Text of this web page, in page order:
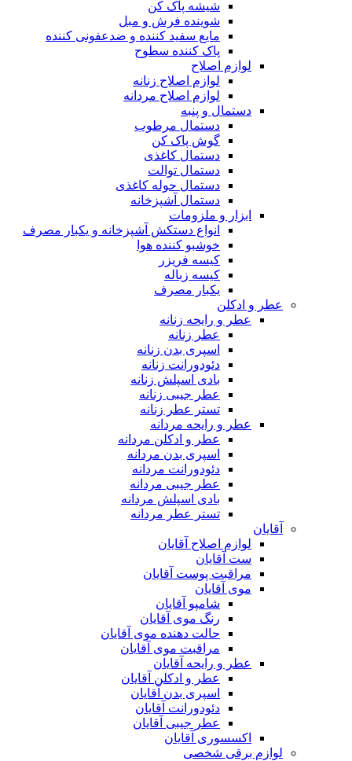
شیشه پاک کن
شوینده فرش و مبل
مایع سفید کننده و ضدعفونی کننده
پاک کننده سطوح
لوازم اصلاح
لوازم اصلاح زنانه
لوازم اصلاح مردانه
دستمال و پنبه
دستمال مرطوب
گوش پاک کن
دستمال کاغذی
دستمال توالت
دستمال حوله کاغذی
دستمال آشپزخانه
ابزار و ملزومات
انواع دستکش آشپزخانه و یکبار مصرف
خوشبو کننده هوا
کیسه فریزر
کیسه زباله
یکبار مصرف
عطر و ادکلن
عطر و رایحه زنانه
عطر زنانه
اسپری بدن زنانه
دئودورانت زنانه
بادی اسپلش زنانه
عطر جیبی زنانه
تستر عطر زنانه
عطر و رایحه مردانه
عطر و ادکلن مردانه
اسپری بدن مردانه
دئودورانت مردانه
عطر جیبی مردانه
بادی اسپلش مردانه
تستر عطر مردانه
آقایان
لوازم اصلاح آقایان
ست آقایان
مراقبت پوست آقایان
موی آقایان
شامپو آقایان
رنگ موی آقایان
حالت دهنده موی آقایان
مراقبت موی آقایان
عطر و رایحه آقایان
عطر و ادکلن آقایان
اسپری بدن آقایان
دئودورانت آقایان
عطر جیبی آقایان
اکسسوری آقایان
لوازم برقی شخصی